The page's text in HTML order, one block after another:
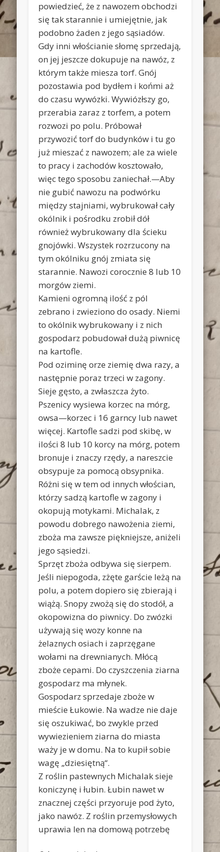
powiedzieć, że z nawozem obchodzi
się tak starannie i umiejętnie, jak
podobno żaden z jego sąsiadów.
Gdy inni włościanie słomę sprzedają,
on jej jeszcze dokupuje na nawóz, z
którym także miesza torf. Gnój
pozostawia pod bydłem i końmi aż
do czasu wywózki. Wywiózłszy go,
przerabia zaraz z torfem, a potem
rozwozi po polu. Próbował
przywozić torf do budynków i tu go
już mieszać z nawozem; ale za wiele
to pracy i zachodów kosztowało,
więc tego sposobu zaniechał.—Aby
nie gubić nawozu na podwórku
między stajniami, wybrukował cały
okólnik i pośrodku zrobił dół
również wybrukowany dla ścieku
gnojówki. Wszystek rozrzucony na
tym okólniku gnój zmiata się
starannie. Nawozi corocznie 8 lub 10
morgów ziemi.
Kamieni ogromną ilość z pól
zebrano i zwieziono do osady. Niemi
to okólnik wybrukowany i z nich
gospodarz pobudował dużą piwnicę
na kartofle.
Pod oziminę orze ziemię dwa razy, a
następnie poraz trzeci w zagony.
Sieje gęsto, a zwłaszcza żyto.
Pszenicy wysiewa korzec na mórg,
owsa—korzec i 16 garncy lub nawet
więcej. Kartofle sadzi pod skibę, w
ilości 8 lub 10 korcy na mórg, potem
bronuje i znaczy rzędy, a nareszcie
obsypuje za pomocą obsypnika.
Różni się w tem od innych włościan,
którzy sadzą kartofle w zagony i
okopują motykami. Michalak, z
powodu dobrego nawożenia ziemi,
zboża ma zawsze piękniejsze, aniżeli
jego sąsiedzi.
Sprzęt zboża odbywa się sierpem.
Jeśli niepogoda, zżęte garście leżą na
polu, a potem dopiero się zbierają i
wiążą. Snopy zwożą się do stodół, a
okopowizna do piwnicy. Do zwózki
używają się wozy konne na
żelaznych osiach i zaprzęgane
wołami na drewnianych. Młócą
zboże cepami. Do czyszczenia ziarna
gospodarz ma młynek.
Gospodarz sprzedaje zboże w
mieście Łukowie. Na wadze nie daje
się oszukiwać, bo zwykle przed
wywiezieniem ziarna do miasta
waży je w domu. Na to kupił sobie
wagę „dziesiętną“.
Z roślin pastewnych Michalak sieje
koniczynę i łubin. Łubin nawet w
znacznej części przyoruje pod żyto,
jako nawóz. Z roślin przemysłowych
uprawia len na domową potrzebę